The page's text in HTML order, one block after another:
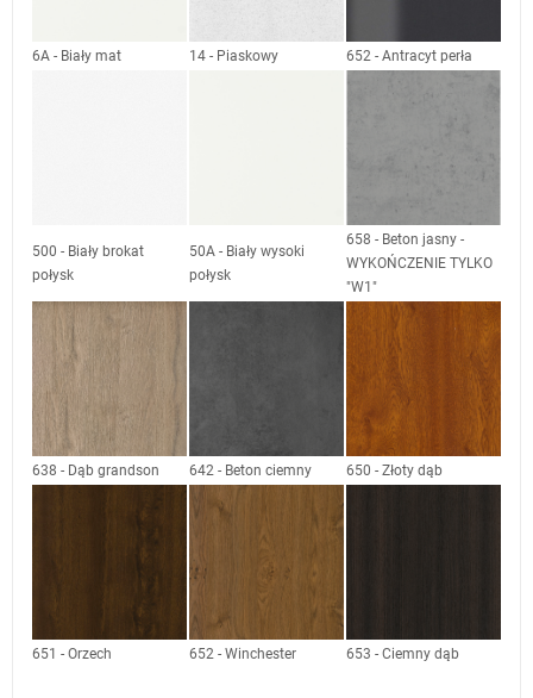
6A - Biały mat 14 - Piaskowy 652 - Antracyt perła
500 - Biały brokat
połysk
50A - Biały wysoki
połysk
658 - Beton jasny -
WYKOŃCZENIE TYLKO
"W1"
638 - Dąb grandson 642 - Beton ciemny 650 - Złoty dąb
651 - Orzech 652 - Winchester 653 - Ciemny dąb